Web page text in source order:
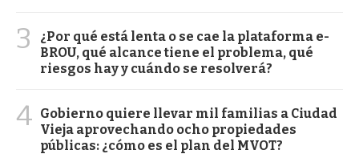
3
¿Por qué está lenta o se cae la plataforma e-
BROU, qué alcance tiene el problema, qué
riesgos hay y cuándo se resolverá?
4 Gobierno quiere llevar mil familias a Ciudad
Vieja aprovechando ocho propiedades
públicas: ¿cómo es el plan del MVOT?